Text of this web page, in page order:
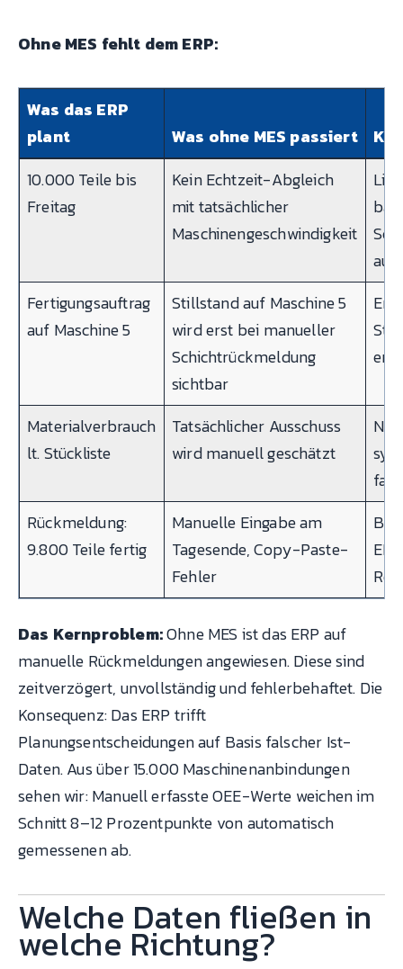
Ohne MES fehlt dem ERP:
Was das ERP
plant
Was ohne MES passiert
10.000 Teile bis
Freitag
Kein Echtzeit-Abgleich
mit tatsächlicher
Maschinengeschwindigkeit
auf
Fertigungsauftrag
auf Maschine 5
Stillstand auf Maschine 5
wird erst bei manueller
Schichtrückmeldung
sichtbar
Materialverbrauch
lt. Stückliste
Tatsächlicher Ausschuss
wird manuell geschätzt
Rückmeldung:
9.800 Teile fertig
Manuelle Eingabe am
Tagesende, Copy-Paste-
Fehler
Das Kernproblem:Ohne MES ist das ERP auf
manuelle Rückmeldungen angewiesen. Diese sind
zeitverzögert, unvollständig und fehlerbehaftet. Die
Konsequenz: Das ERP trifft
Planungsentscheidungen auf Basis falscher Ist-
Daten. Aus über 15.000 Maschinenanbindungen
sehen wir: Manuell erfasste OEE-Werte weichen im
Schnitt 8–12 Prozentpunkte von automatisch
gemessenen ab.
Welche Daten fließen in
welche Richtung?